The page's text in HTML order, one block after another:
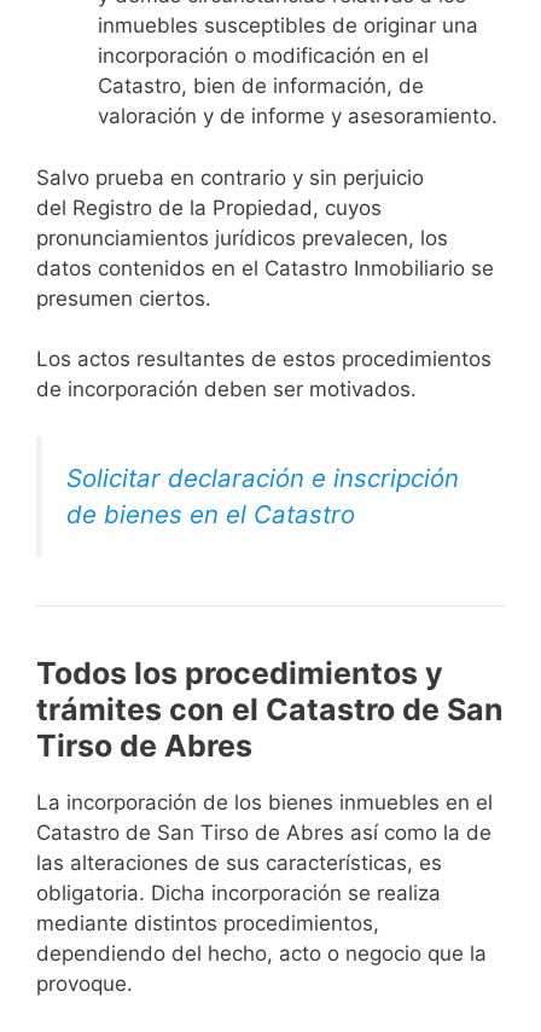
inmuebles susceptibles de originar una
incorporación o modificación en el
Catastro, bien de información, de
valoración y de informe y asesoramiento.
Salvo prueba en contrario y sin perjuicio
del Registro de la Propiedad, cuyos
pronunciamientos jurídicos prevalecen, los
datos contenidos en el Catastro Inmobiliario se
presumen ciertos.
Los actos resultantes de estos procedimientos
de incorporación deben ser motivados.
Solicitar declaración e inscripción
de bienes en el Catastro
Todos los procedimientos y
trámites con el Catastro de San
Tirso de Abres
La incorporación de los bienes inmuebles en el
Catastro de San Tirso de Abres así como la de
las alteraciones de sus características, es
obligatoria. Dicha incorporación se realiza
mediante distintos procedimientos,
dependiendo del hecho, acto o negocio que la
provoque.